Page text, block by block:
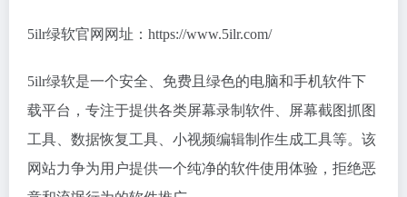
5ilr绿软官网网址：https://www.5ilr.com/
5ilr绿软是一个安全、免费且绿色的电脑和手机软件下
载平台，专注于提供各类屏幕录制软件、屏幕截图抓图
工具、数据恢复工具、小视频编辑制作生成工具等。该
网站力争为用户提供一个纯净的软件使用体验，拒绝恶